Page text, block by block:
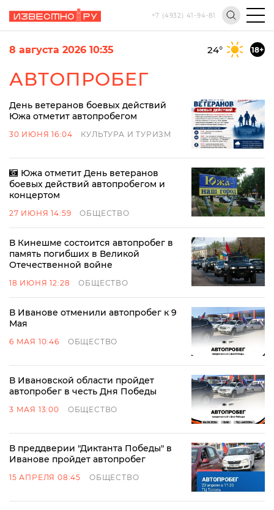
+7 (4932) 41-94-81
8 августа 2026 10:35 24° 18+
АВТОПРОБЕГ
День ветеранов боевых действий
Южа отметит автопробегом
30 ИЮНЯ 16:04 КУЛЬТУРА И ТУРИЗМ
Южа отметит День ветеранов
боевых действий автопробегом и
концертом
27 ИЮНЯ 14:59 ОБЩЕСТВО
В Кинешме состоится автопробег в
память погибших в Великой
Отечественной войне
18 ИЮНЯ 12:28 ОБЩЕСТВО
В Иванове отменили автопробег к 9
Мая
6 МАЯ 10:46 ОБЩЕСТВО
В Ивановской области пройдет
автопробег в честь Дня Победы
3 МАЯ 13:00 ОБЩЕСТВО
В преддверии "Диктанта Победы" в
Иванове пройдет автопробег
15 АПРЕЛЯ 08:45 ОБЩЕСТВО